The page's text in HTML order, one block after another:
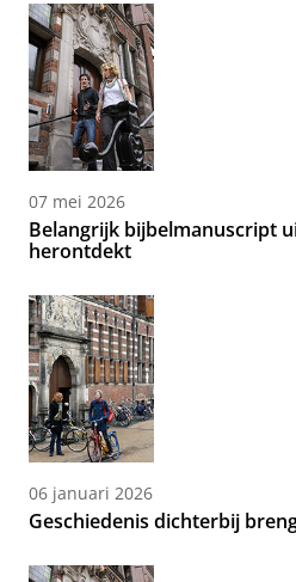
07 mei 2026
Belangrijk bijbelmanuscript
herontdekt
06 januari 2026
Geschiedenis dichterbij